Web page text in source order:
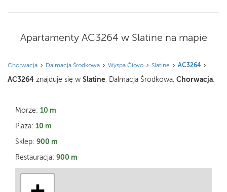
Apartamenty AC3264 w Slatine na mapie
Chorwacja Dalmacja Środkowa Wyspa Čiovo Slatine AC3264
AC3264 znajduje się w Slatine, Dalmacja Środkowa, Chorwacja
Morze: 10 m
Plaża: 10 m
Sklep: 900 m
Restauracja: 900 m